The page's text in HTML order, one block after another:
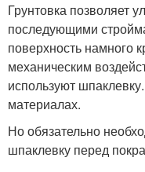
Грунтовка позволяет
последующими
поверхность намного
механическим
используют
материалах.
Но обязательно
шпаклевку перед